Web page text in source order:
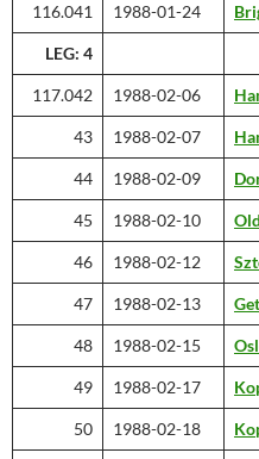
116.041 1988-01-24
LEG: 4
117.042 1988-02-06
43 1988-02-07
44 1988-02-09
45 1988-02-10
46 1988-02-12
47 1988-02-13
48 1988-02-15
49 1988-02-17
50 1988-02-18